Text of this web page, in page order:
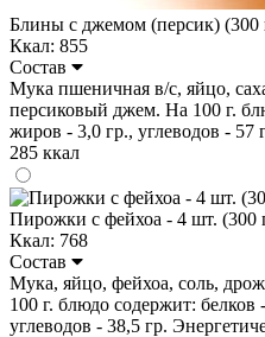
Блины с джемом (персик) (300
Ккал: 855
Состав
Мука пшеничная в/с, яйцо,
персиковый джем. На 100 г.
жиров - 3,0 гр., углеводов - 57
285 ккал
Пирожки с фейхоа - 4 шт. (300
Ккал: 768
Состав
Мука, яйцо, фейхоа, соль,
100 г. блюдо содержит: белков
углеводов - 38,5 гр.